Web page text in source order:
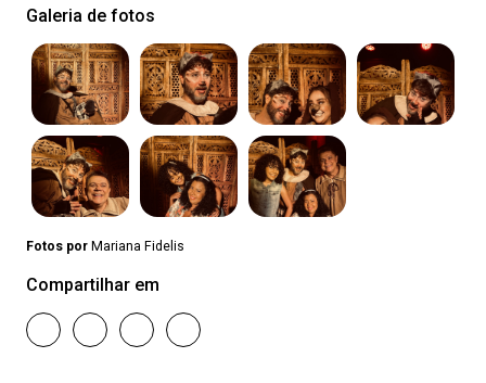
Galeria de fotos
Fotos por Mariana Fidelis
Compartilhar em